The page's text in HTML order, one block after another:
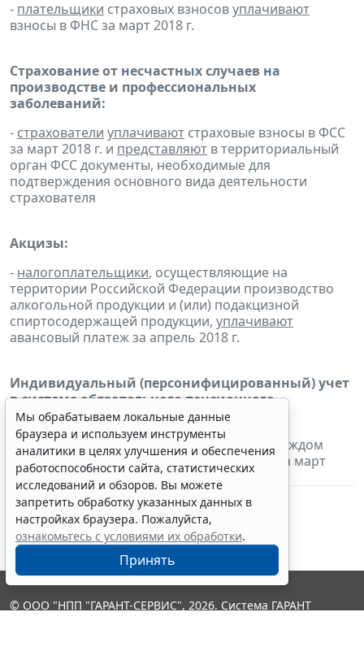
- плательщики страховых взносовуплачивают
взносы в ФНС за март 2018 г.
Страхование от несчастных случаев на
производстве и профессиональных
заболеваний:
- страхователи уплачивают страховые взносы в ФСС
за март 2018 г. и представляют в территориальный
орган ФСС документы, необходимые для
подтверждения основного вида деятельности
страхователя
Акцизы:
- налогоплательщики, осуществляющие на
территории Российской Федерации производство
алкогольной продукции и (или) подакцизной
спиртосодержащей продукции, уплачивают
авансовый платеж за апрель 2018 г.
Индивидуальный (персонифицированный) учет
в системе обязательного пенсионного
страхования:
-страхователи представляют сведенияо каждом
работающем у них застрахованном лице за март
2018 г.
Мы обрабатываем локальные данные
браузера и используем инструменты
аналитики в целях улучшения и обеспечения
работоспособности сайта, статистических
исследований и обзоров. Вы можете
запретить обработку указанных данных в
настройках браузера. Пожалуйста,
ознакомьтесь с условиями их обработки.
Принять
© ООО "НПП "ГАРАНТ-СЕРВИС", 2026. Система ГАРАНТ